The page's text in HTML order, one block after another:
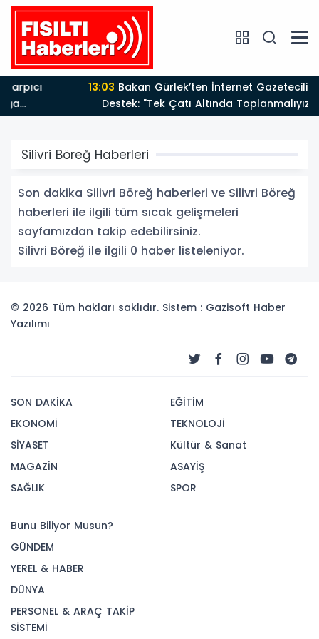
Destek: "Tek Çatı Altında Toplanmalıyız, Yasal
Düzenlemeye Hazırız"
Silivri Böreğ Haberleri
Son dakika Silivri Böreğ haberleri ve Silivri Böreğ
haberleri ile ilgili tüm sıcak gelişmeleri
sayfamızdan takip edebilirsiniz.
Silivri Böreğ ile ilgili 0 haber listeleniyor.
© 2026 Tüm hakları saklıdır. Sistem : Gazisoft Haber
Yazılımı
SON DAKİKA
EKONOMİ
SİYASET
MAGAZİN
SAĞLIK
EĞİTİM
TEKNOLOJİ
Kültür & Sanat
ASAYİŞ
SPOR
Bunu Biliyor Musun?
GÜNDEM
YEREL & HABER
DÜNYA
PERSONEL & ARAÇ TAKİP
SİSTEMİ